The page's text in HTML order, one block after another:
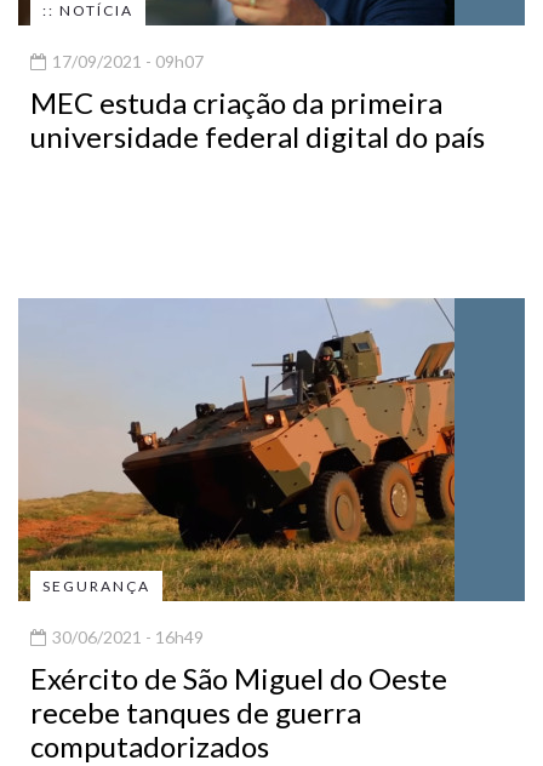
:: NOTÍCIA
17/09/2021 - 09h07
MEC estuda criação da primeira
universidade federal digital do país
SEGURANÇA
30/06/2021 - 16h49
Exército de São Miguel do Oeste
recebe tanques de guerra
computadorizados